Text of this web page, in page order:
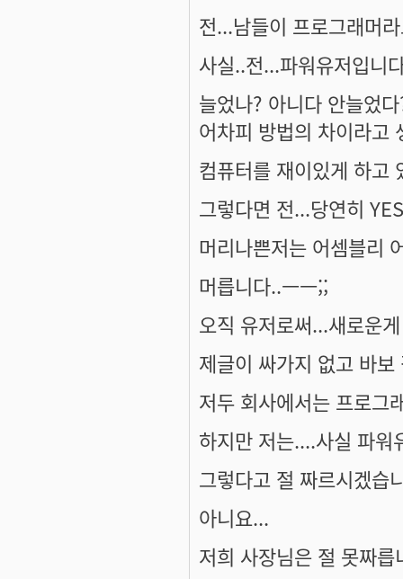
전...남들이 프로그래머
사실..전...파워유저입니
늘었나? 아니다 안늘었
어차피 방법의 차이라고
컴퓨터를 재이있게 하고
그렇다면 전...당연히
머리나쁜저는 어셈블리
머릅니다..ㅡㅡ;;
오직 유저로써...새로운
제글이 싸가지 없고 바
저두 회사에서는 프로그
하지만 저는....사실 파워
그렇다고 절 짜르시겠습
아니요...
저희 사장님은 절 못짜릅